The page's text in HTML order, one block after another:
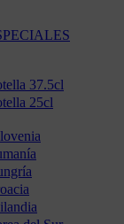
37.5cl
25cl